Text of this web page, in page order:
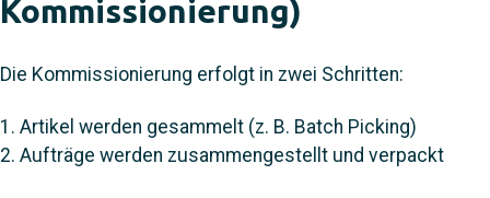
Kommissionierung)
Die Kommissionierung erfolgt in zwei Schritten:
Artikel werden gesammelt (z. B. Batch Picking)
Aufträge werden zusammengestellt und verpackt